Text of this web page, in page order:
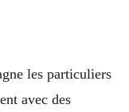
les particuliers
avec des